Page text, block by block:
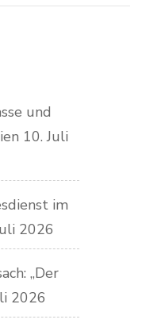
und
10. Juli
im
2026
„Der
2026